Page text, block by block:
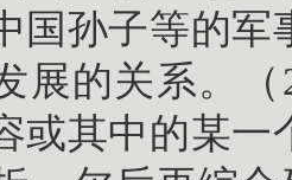
国孙子等的
展的关系。
或其中的某